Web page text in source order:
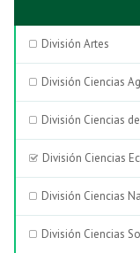
División Artes
División Ciencias
División Ciencias
División Ciencias
División Ciencias
División Ciencias